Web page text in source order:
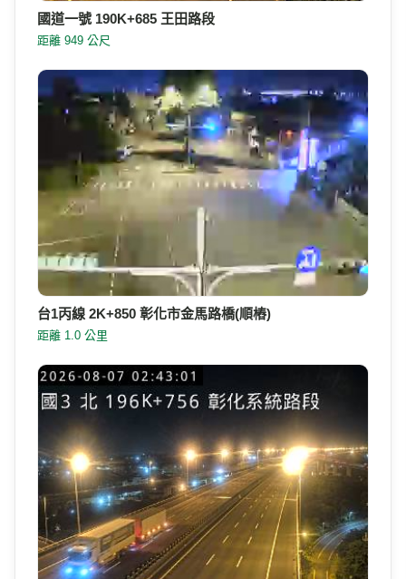
國道一號 190K+685 王田路段
距離 949 公尺
台1丙線 2K+850 彰化市金馬路橋(順樁)
距離 1.0 公里